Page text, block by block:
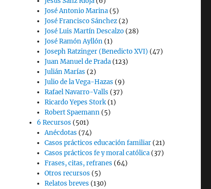
José Antonio Marina (5)
José Francisco Sánchez (2)
José Luis Martín Descalzo (28)
José Ramón Ayllón (1)
Joseph Ratzinger (Benedicto XVI) (47)
Juan Manuel de Prada (123)
Julián Marías (2)
Julio de la Vega-Hazas (9)
Rafael Navarro-Valls (37)
Ricardo Yepes Stork (1)
Robert Spaemann (5)
6 Recursos (501)
Anécdotas (74)
Casos prácticos educación familiar (21)
Casos prácticos fe y moral católica (37)
Frases, citas, refranes (64)
Otros recursos (5)
Relatos breves (130)